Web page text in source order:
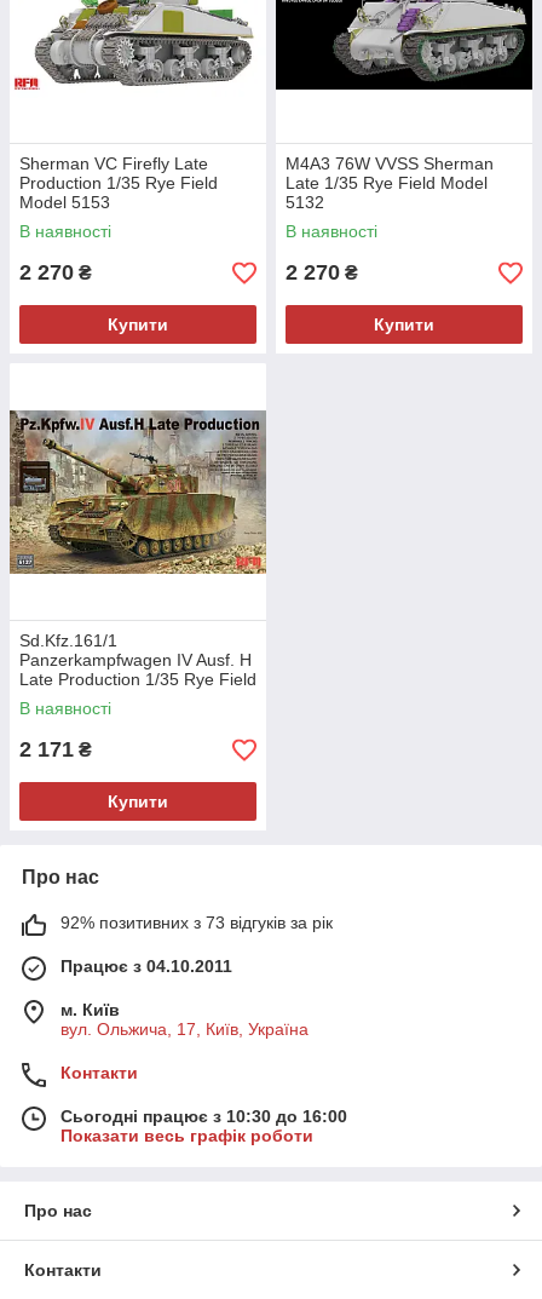
Sherman VC Firefly Late
Production 1/35 Rye Field
Model 5153
В наявності
2 270 ₴
Купити
M4A3 76W VVSS Sherman
Late 1/35 Rye Field Model
5132
В наявності
2 270 ₴
Купити
Sd.Kfz.161/1
Panzerkampfwagen IV Ausf. H
Late Production 1/35 Rye Field
Model 5127
В наявності
2 171 ₴
Купити
Про нас
92% позитивних з 73 відгуків за рік
Працює з 04.10.2011
м. Київ
вул. Ольжича, 17, Київ, Україна
Контакти
Сьогодні працює з 10:30 до 16:00
Показати весь графік роботи
Про нас
Контакти